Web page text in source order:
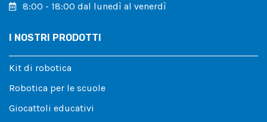
8:00 - 18:00 dal lunedì al venerdì
I NOSTRI PRODOTTI
Kit di robotica
Robotica per le scuole
Giocattoli educativi